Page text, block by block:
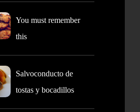
You must remember
this
Salvoconducto de
tostas y bocadillos